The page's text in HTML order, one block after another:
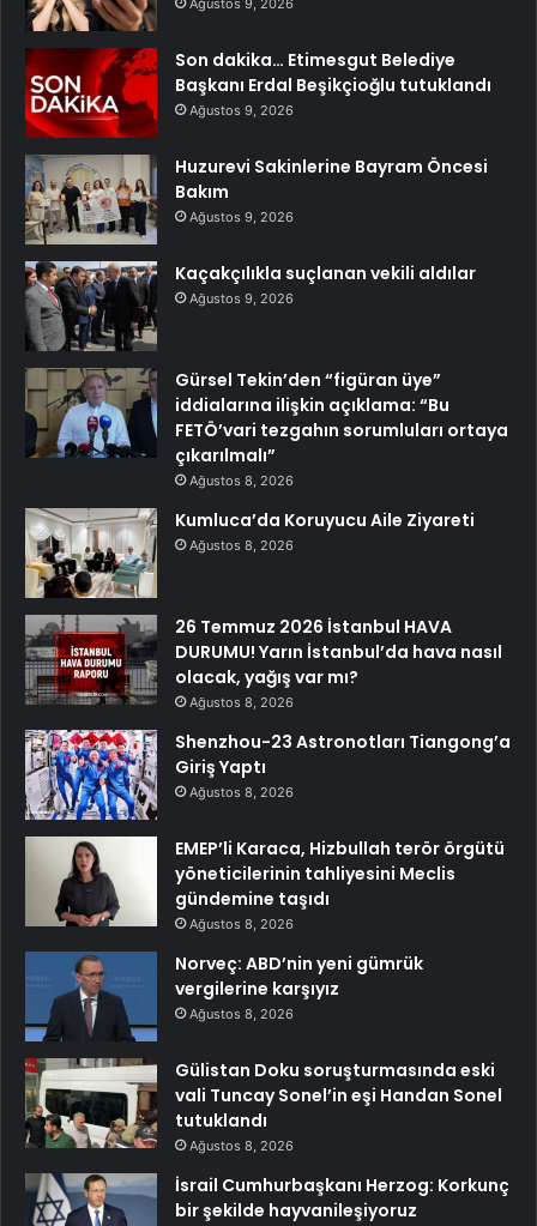
Ağustos 9, 2026
Son dakika… Etimesgut Belediye
Başkanı Erdal Beşikçioğlu tutuklandı
Ağustos 9, 2026
Huzurevi Sakinlerine Bayram Öncesi
Bakım
Ağustos 9, 2026
Kaçakçılıkla suçlanan vekili aldılar
Ağustos 9, 2026
Gürsel Tekin’den “figüran üye”
iddialarına ilişkin açıklama: “Bu
FETÖ’vari tezgahın sorumluları ortaya
çıkarılmalı”
Ağustos 8, 2026
Kumluca’da Koruyucu Aile Ziyareti
Ağustos 8, 2026
26 Temmuz 2026 İstanbul HAVA
DURUMU! Yarın İstanbul’da hava nasıl
olacak, yağış var mı?
Ağustos 8, 2026
Shenzhou-23 Astronotları Tiangong’a
Giriş Yaptı
Ağustos 8, 2026
EMEP’li Karaca, Hizbullah terör örgütü
yöneticilerinin tahliyesini Meclis
gündemine taşıdı
Ağustos 8, 2026
Norveç: ABD’nin yeni gümrük
vergilerine karşıyız
Ağustos 8, 2026
Gülistan Doku soruşturmasında eski
vali Tuncay Sonel’in eşi Handan Sonel
tutuklandı
Ağustos 8, 2026
İsrail Cumhurbaşkanı Herzog: Korkunç
bir şekilde hayvanileşiyoruz